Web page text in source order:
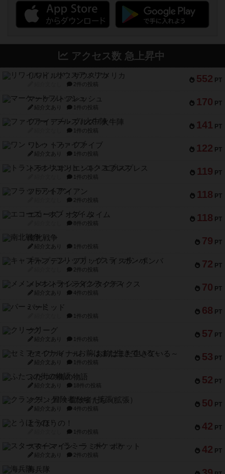
アクセス数 急上昇中
552 PT
リワイルド：サウスアメリカ
2件の投稿
170 PT
マーケットフレッシュ
紹介文あり 1件の投稿
141 PT
ファイアー・ブルズ / 火牛陣
1件の投稿
122 PT
ワン・トゥ・ファイブ
紹介文あり 1件の投稿
119 PT
トランスオリエント・エクスプレス
1件の投稿
118 PT
フラットアイアン
2件の投稿
118 PT
エコーズ・オブ・タイム
8件の投稿
79 PT
南北戦争
紹介文あり 1件の投稿
72 PT
キャプテン・フリップ：イスラ・ボンバ
2件の投稿
70 PT
メメントオンラインタクティクス
紹介文あり 4件の投稿
68 PT
パーミッド
1件の投稿
57 PT
クリーグ
紹介文あり 1件の投稿
53 PT
セミファイナル ～お前はまだ生きている～
紹介文あり 1件の投稿
52 PT
ふたつの街の物語
紹介文あり 18件の投稿
50 PT
クランク! ：冒険者たち（拡張）
紹介文あり 4件の投稿
42 PT
とうほうの！
1件の投稿
42 PT
スターマイン・ラミー ポケット
紹介文あり 2件の投稿
海兵隊